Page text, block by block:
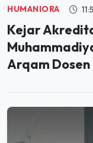
Kejar
Arqam Dosen